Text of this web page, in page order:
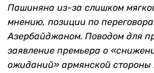
Пашиняна из-за слишком
мнению, позиции по
Азербайджаном. Поводом для
заявление премьера о
ожиданий» армянской стороны